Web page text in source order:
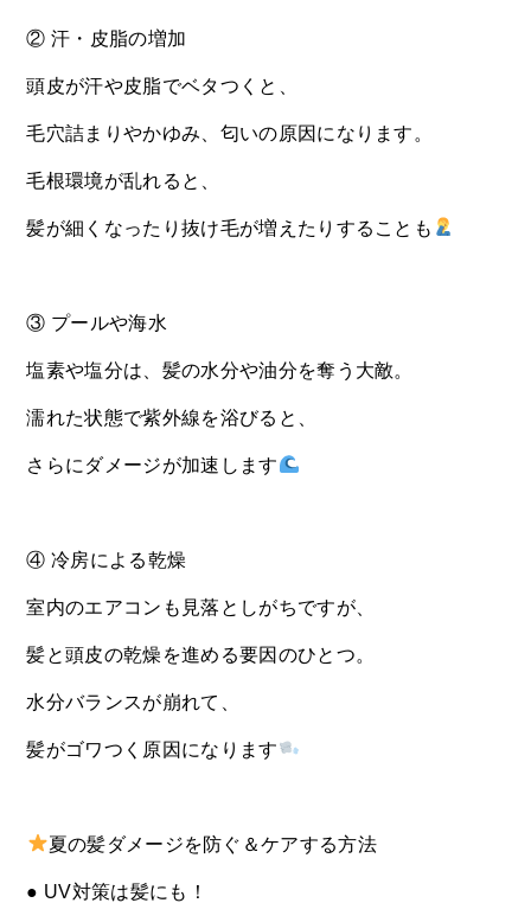
② 汗・皮脂の増加
頭皮が汗や皮脂でベタつくと、
毛穴詰まりやかゆみ、匂いの原因になります。
毛根環境が乱れると、
髪が細くなったり抜け毛が増えたりすることも
③ プールや海水
塩素や塩分は、髪の水分や油分を奪う大敵。
濡れた状態で紫外線を浴びると、
さらにダメージが加速します
④ 冷房による乾燥
室内のエアコンも見落としがちですが、
髪と頭皮の乾燥を進める要因のひとつ。
水分バランスが崩れて、
髪がゴワつく原因になります
夏の髪ダメージを防ぐ＆ケアする方法
● UV対策は髪にも！